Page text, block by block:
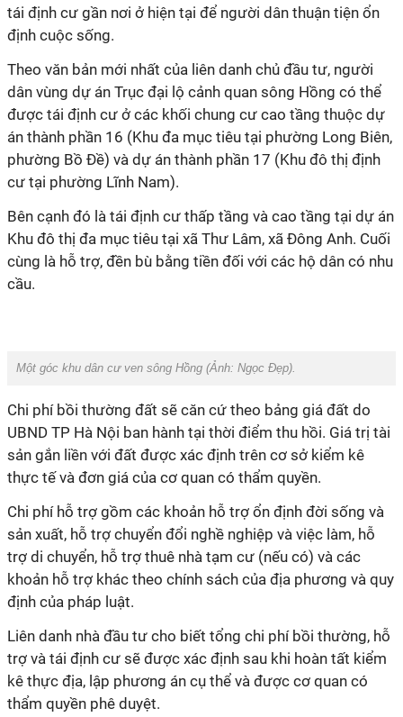
tái định cư gần nơi ở hiện tại để người dân thuận tiện ổn
định cuộc sống.
Theo văn bản mới nhất của liên danh chủ đầu tư, người
dân vùng dự án Trục đại lộ cảnh quan sông Hồng có thể
được tái định cư ở các khối chung cư cao tầng thuộc dự
án thành phần 16 (Khu đa mục tiêu tại phường Long Biên,
phường Bồ Đề) và dự án thành phần 17 (Khu đô thị định
cư tại phường Lĩnh Nam).
Bên cạnh đó là tái định cư thấp tầng và cao tầng tại dự án
Khu đô thị đa mục tiêu tại xã Thư Lâm, xã Đông Anh. Cuối
cùng là hỗ trợ, đền bù bằng tiền đối với các hộ dân có nhu
cầu.
Một góc khu dân cư ven sông Hồng (Ảnh: Ngọc Đẹp).
Chi phí bồi thường đất sẽ căn cứ theo bảng giá đất do
UBND TP Hà Nội ban hành tại thời điểm thu hồi. Giá trị tài
sản gắn liền với đất được xác định trên cơ sở kiểm kê
thực tế và đơn giá của cơ quan có thẩm quyền.
Chi phí hỗ trợ gồm các khoản hỗ trợ ổn định đời sống và
sản xuất, hỗ trợ chuyển đổi nghề nghiệp và việc làm, hỗ
trợ di chuyển, hỗ trợ thuê nhà tạm cư (nếu có) và các
khoản hỗ trợ khác theo chính sách của địa phương và quy
định của pháp luật.
Liên danh nhà đầu tư cho biết tổng chi phí bồi thường, hỗ
trợ và tái định cư sẽ được xác định sau khi hoàn tất kiểm
kê thực địa, lập phương án cụ thể và được cơ quan có
thẩm quyền phê duyệt.